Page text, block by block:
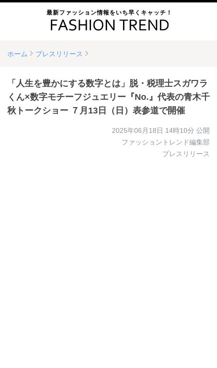
最新ファッション情報をいち早くキャッチ！
ホーム プレスリリース
「人生を豊かにする数字とは」脱・税理士スガワラ
くん×数字モチーフジュエリー『No.』代表の青木千
秋トークショー ７月13日（日）表参道で開催
2025年06月18日 14時10分 公開
ファッショントレンド編集部
プレスリリース